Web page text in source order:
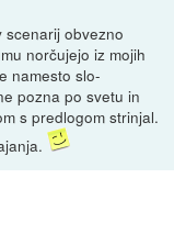
scenarij obvezno
norčujejo iz mojih
namesto slo-
pozna po svetu in
s predlogom strinjal.